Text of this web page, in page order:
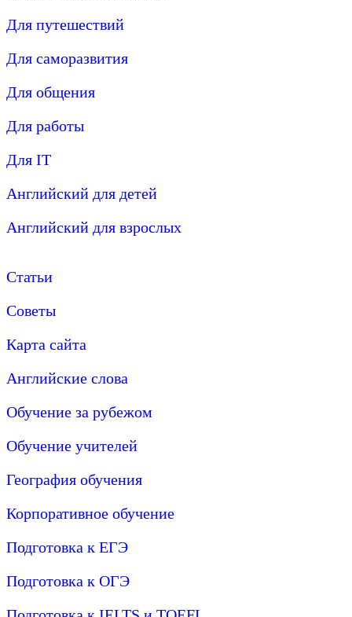
Для путешествий
Для саморазвития
Для общения
Для работы
Для IT
Английский для детей
Английский для взрослых
Статьи
Советы
Карта сайта
Английские слова
Обучение за рубежом
Обучение учителей
География обучения
Корпоративное обучение
Подготовка к ЕГЭ
Подготовка к ОГЭ